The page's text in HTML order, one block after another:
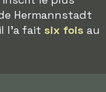
Hermannstadt
l'a fait six fois au